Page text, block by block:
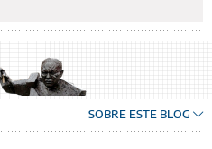
SOBRE ESTE BLOG